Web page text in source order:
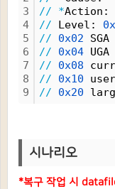
3
4
5
6
7
8
9
// *Action:
// Level:
// 0x02 SGA
// 0x04 UGA
// 0x08
// 0x10
// 0x20
시나리오
*복구 작업 시